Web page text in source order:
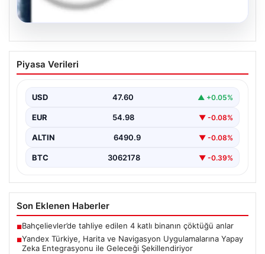
05.08.2026
Yandex Türkiye, Harita ve Navigasyon
Uygulamalarına Yapay Zeka
Şekillendiriyor
Yandex Türkiye, teknolojik gelişmeler ışığında önemli
bir adım atarak, en popüler harita ve navigasyon…
Piyasa Verileri
USD 47.60 ▲ +0.05%
EUR 54.98 ▼ -0.08%
ALTIN 6490.9 ▼ -0.08%
BTC 3062178 ▼ -0.39%
Son Eklenen Haberler
■Bahçelievler’de tahliye edilen 4 katlı binanın çöktüğü anlar
■Yandex Türkiye, Harita ve Navigasyon Uygulamalarına Yapay
Zeka Entegrasyonu ile Geleceği Şekillendiriyor